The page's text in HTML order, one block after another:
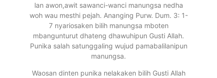
lan awon,awit sawanci-wanci manungsa nedha
woh wau mesthi pejah. Ananging Purw. Dum. 3: 1-
7 nyariosaken bilih manungsa mboten
mbangunturut dhateng dhawuhipun Gusti Allah.
Punika salah satunggaling wujud pamabalilanipun
manungsa.
Waosan dinten punika nelakaken bilih Gusti Allah